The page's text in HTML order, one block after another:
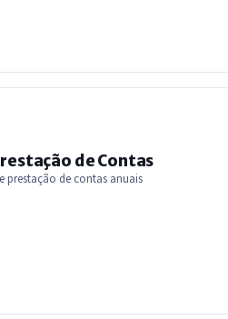
de Contas
prestação de contas anuais